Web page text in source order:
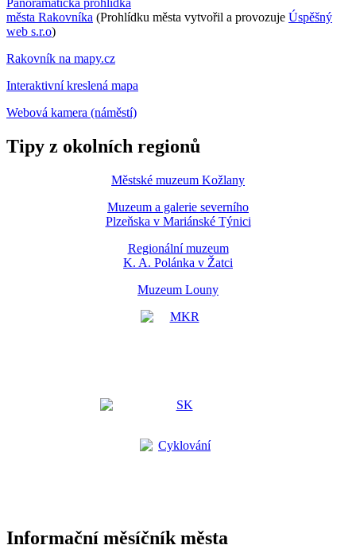
města Rakovníka (Prohlídku města vytvořil a provozuje Úspěšný
web s.r.o)
Rakovník na mapy.cz
Interaktivní kreslená mapa
Webová kamera (náměstí)
Tipy z okolních regionů
Městské muzeum Kožlany
Muzeum a galerie severního
Plzeňska v Mariánské Týnici
Regionální muzeum
K. A. Polánka v Žatci
Muzeum Louny
Informační měsíčník města